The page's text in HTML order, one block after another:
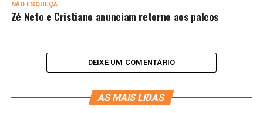
NÃO ESQUEÇA
Zé Neto e Cristiano anunciam retorno aos palcos
DEIXE UM COMENTÁRIO
AS MAIS LIDAS